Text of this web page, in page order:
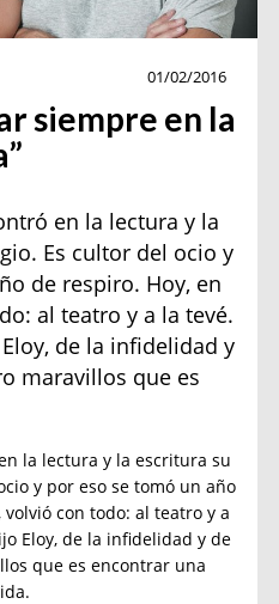
01/02/2016
siempre en la
en la lectura y la
Es cultor del ocio y
de respiro. Hoy, en
al teatro y a la tevé.
de la infidelidad y
maravillos que es
la lectura y la escritura su
y por eso se tomó un año
con todo: al teatro y a
Eloy, de la infidelidad y de
que es encontrar una